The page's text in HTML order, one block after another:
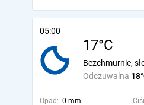
05:00
17°C
Odczuwalna
Bezchmurnie,
Opad: 0 mm